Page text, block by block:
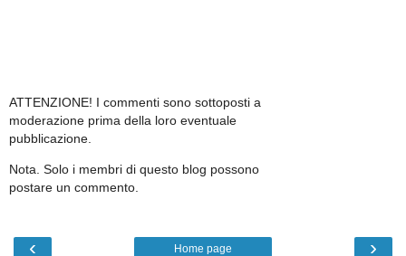
ATTENZIONE! I commenti sono sottoposti a
moderazione prima della loro eventuale
pubblicazione.
Nota. Solo i membri di questo blog possono
postare un commento.
‹ ›
Home page